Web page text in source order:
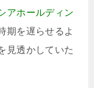
アホールディン
期を遅らせるよ
見透かしていた